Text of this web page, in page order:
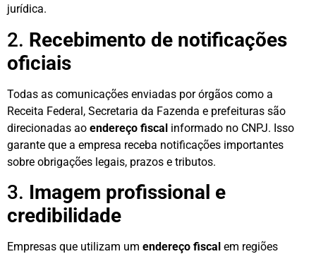
jurídica.
2. Recebimento de notificações
oficiais
Todas as comunicações enviadas por órgãos como a
Receita Federal, Secretaria da Fazenda e prefeituras são
direcionadas ao endereço fiscal informado no CNPJ. Isso
garante que a empresa receba notificações importantes
sobre obrigações legais, prazos e tributos.
3. Imagem profissional e
credibilidade
Empresas que utilizam um endereço fiscal em regiões